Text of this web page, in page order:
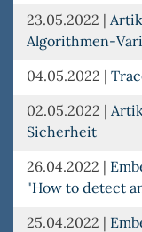
23.05.2022 |
Algorithmen-
04.05.2022 |
02.05.2022 |
Sicherheit
26.04.2022 |
"How to detect
25.04.2022 |